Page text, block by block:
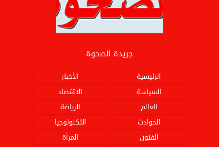
جريدة الصحوة
الرئيسية
الأخبار
السياسة
الاقتصاد
العالم
الرياضة
الحوادث
التكنولوجيا
الفنون
المرأة